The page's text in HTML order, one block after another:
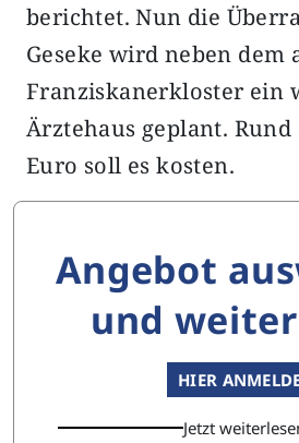
berichtet. Nun die
Geseke wird neben dem
Franziskanerkloster ein
Ärztehaus geplant.
Euro soll es kosten.
Angebot
und
HIER
Jetzt